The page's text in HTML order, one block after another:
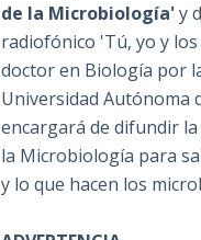
de la Microbiología'y
radiofónico 'Tú, yo y
doctor en Biología por
Universidad Autónoma
encargará de difundir
la Microbiología para
y lo que hacen los